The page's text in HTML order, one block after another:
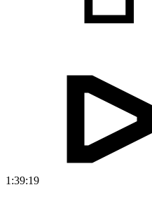
1:39:19